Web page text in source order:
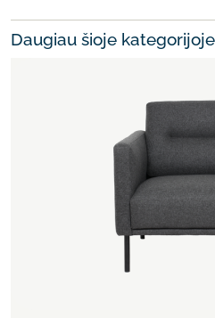
Daugiau šioje kategorijoje